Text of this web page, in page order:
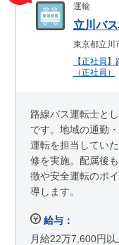
運輸
立川バ
東京都立川
【正社員
（正社員）
路線バス運転士と
です。地域の通勤
運転を担当してい
修を実施。配属後
徴や安全運転のポ
導します。
給与：
月給22万7,600円